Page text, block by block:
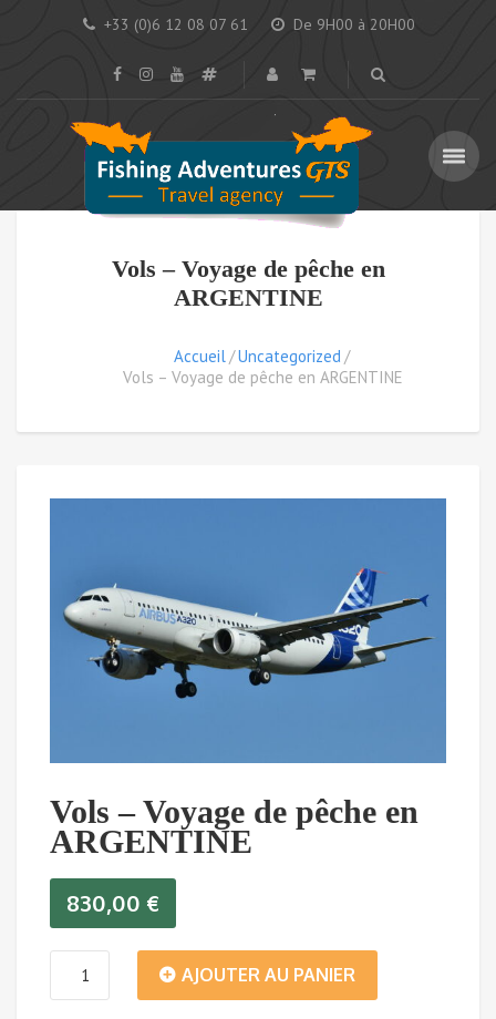
+33 (0)6 12 08 07 61 De 9H00 à 20H00
Vols – Voyage de pêche en
ARGENTINE
Accueil
Uncategorized
Vols – Voyage de pêche en ARGENTINE
Vols – Voyage de pêche en
ARGENTINE
830,00 €
quantité AJOUTER AU PANIER